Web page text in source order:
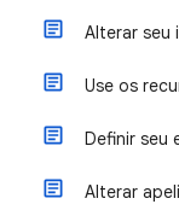
Alterar seu
Use os
Definir seu
Alterar